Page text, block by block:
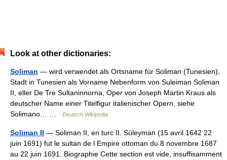
Look at other dictionaries:
Soliman — wird verwendet als Ortsname für Soliman (Tunesien),
Stadt in Tunesien als Vorname Nebenform von Suleiman Soliman
II, eller De Tre Sultaninnorna, Oper von Joseph Martin Kraus als
deutscher Name einer Titelfigur italienischer Opern, siehe
Solimano… …
Deutsch Wikipedia
Soliman II — Soliman II, en turc II. Süleyman (15 avril 1642 22
juin 1691) fut le sultan de l Empire ottoman du 8 novembre 1687
au 22 juin 1691. Biographie Cette section est vide, insuffisamment